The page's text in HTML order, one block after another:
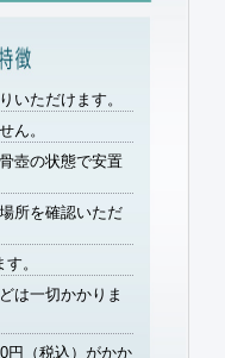
いただけます。
ん。
壺の状態で安置
所を確認いただ
。
は一切かかりま
円（税込）がかか